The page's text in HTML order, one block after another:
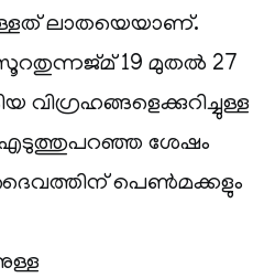
ലാതയെയാണ്.
19 മുതല്‍ 27
ശേഷം
പെണ്‍മക്കളും